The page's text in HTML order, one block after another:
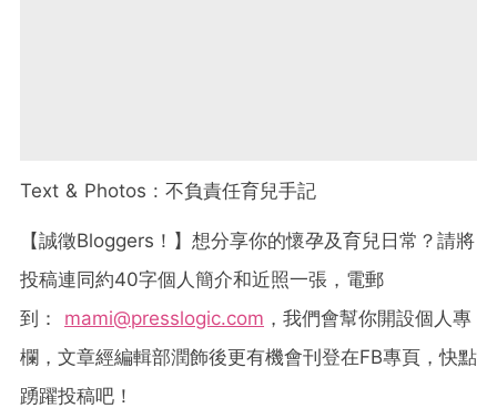
Text & Photos : 不負責任育兒手記
【誠徵Bloggers ！】想分享你的懷孕及育兒日常？請將
投稿連同約40字個人簡介和近照一張，電郵
到：
mami@presslogic.com ，我們會幫你開設個人專
欄，文章經編輯部潤飾後更有機會刊登在FB專頁，快點
踴躍投稿吧！